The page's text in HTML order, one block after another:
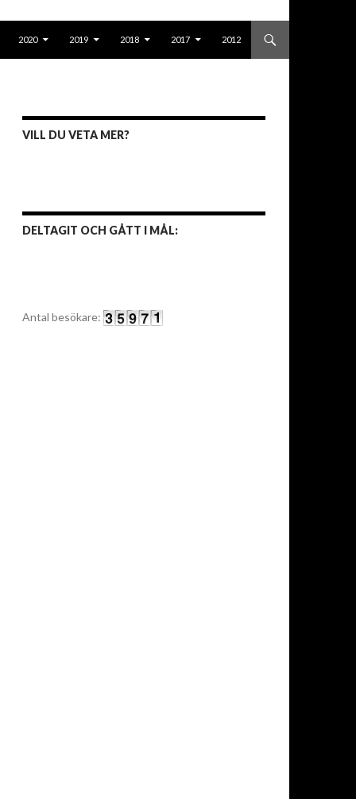
2020 2019 2018 2017 2012
VILL DU VETA MER?
DELTAGIT OCH GÅTT I MÅL:
Antal besökare: